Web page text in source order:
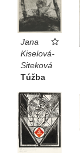
Jana
Kiselová-
Siteková
Túžba